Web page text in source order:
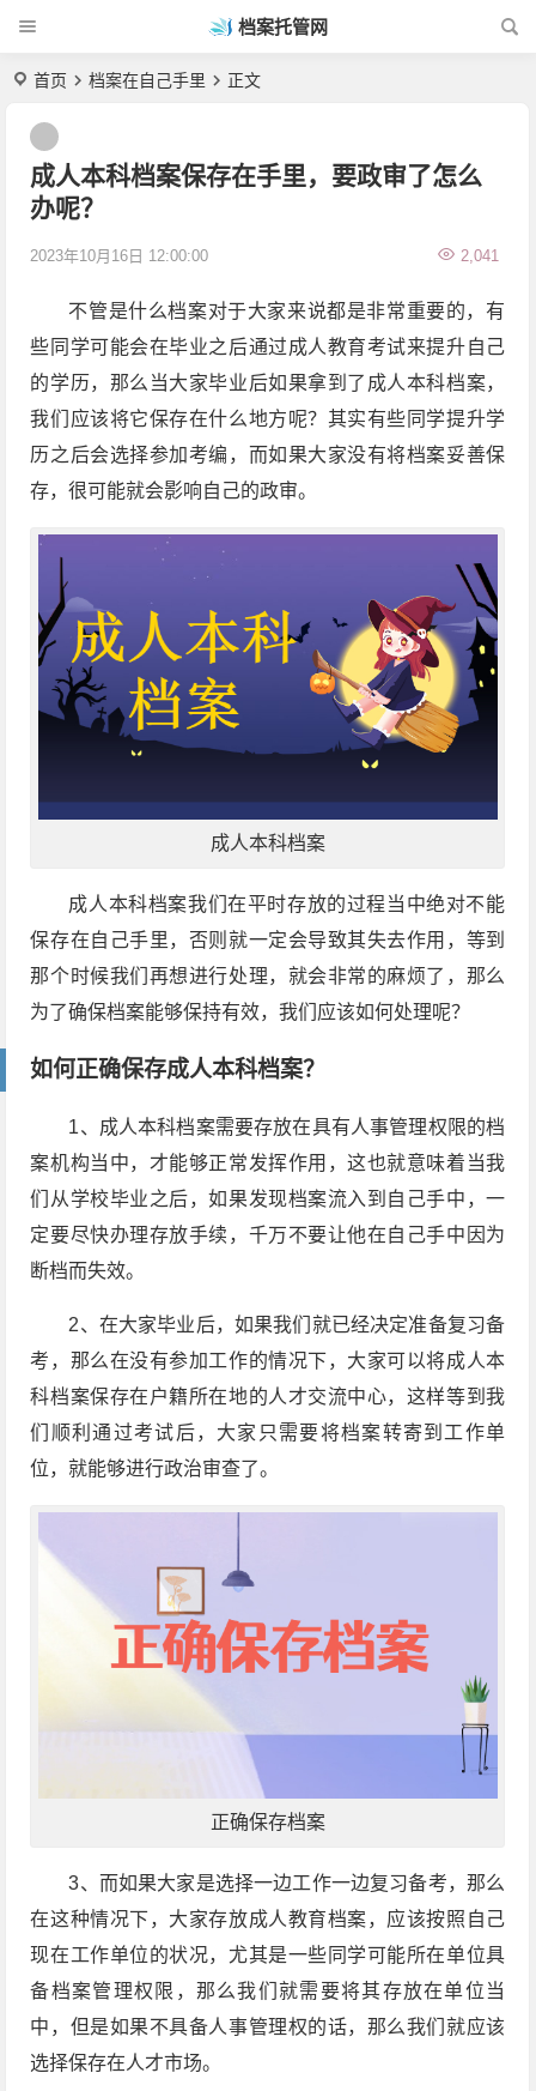
档案托管网
首页 档案在自己手里 正文
成人本科档案保存在手里，要政审了怎么
办呢？
2023年10月16日 12:00:00 2,041
不管是什么档案对于大家来说都是非常重要的，有
些同学可能会在毕业之后通过成人教育考试来提升自己
的学历，那么当大家毕业后如果拿到了成人本科档案，
我们应该将它保存在什么地方呢？其实有些同学提升学
历之后会选择参加考编，而如果大家没有将档案妥善保
存，很可能就会影响自己的政审。
成人本科档案
成人本科档案我们在平时存放的过程当中绝对不能
保存在自己手里，否则就一定会导致其失去作用，等到
那个时候我们再想进行处理，就会非常的麻烦了，那么
为了确保档案能够保持有效，我们应该如何处理呢？
如何正确保存成人本科档案？
1、成人本科档案需要存放在具有人事管理权限的档
案机构当中，才能够正常发挥作用，这也就意味着当我
们从学校毕业之后，如果发现档案流入到自己手中，一
定要尽快办理存放手续，千万不要让他在自己手中因为
断档而失效。
2、在大家毕业后，如果我们就已经决定准备复习备
考，那么在没有参加工作的情况下，大家可以将成人本
科档案保存在户籍所在地的人才交流中心，这样等到我
们顺利通过考试后，大家只需要将档案转寄到工作单
位，就能够进行政治审查了。
正确保存档案
3、而如果大家是选择一边工作一边复习备考，那么
在这种情况下，大家存放成人教育档案，应该按照自己
现在工作单位的状况，尤其是一些同学可能所在单位具
备档案管理权限，那么我们就需要将其存放在单位当
中，但是如果不具备人事管理权的话，那么我们就应该
选择保存在人才市场。